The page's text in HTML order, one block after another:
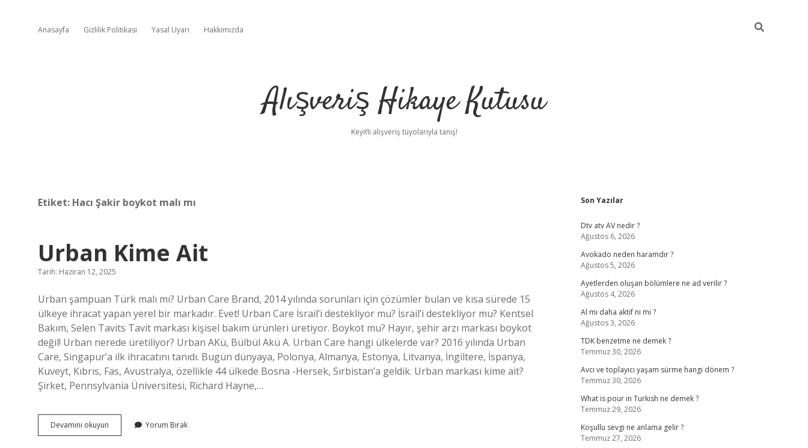
Anasayfa Gizlilik Politikası Yasal Uyarı Hakkımızda
Alışveriş Hikaye Kutusu
Keyifli alışveriş tüyolarıyla tanış!
Etiket: Hacı Şakir boykot malı mı
Urban Kime Ait
Tarih: Haziran 12, 2025
Urban şampuan Türk malı mı? Urban Care Brand, 2014 yılında sorunları için çözümler bulan ve kısa sürede 15
ülkeye ihracat yapan yerel bir markadır. Evet! Urban Care İsrail’i destekliyor mu? İsrail’i destekliyor mu? Kentsel
Bakım, Selen Tavits Tavit markası kişisel bakım ürünleri üretiyor. Boykot mu? Hayır, şehir arzı markası boykot
değil! Urban nerede üretiliyor? Urban AKü, Bülbül Akü A. Urban Care hangi ülkelerde var? 2016 yılında Urban
Care, Singapur’a ilk ihracatını tanıdı. Bugün dünyaya, Polonya, Almanya, Estonya, Litvanya, İngiltere, İspanya,
Kuveyt, Kıbrıs, Fas, Avustralya, özellikle 44 ülkede Bosna -Hersek, Sırbistan’a geldik. Urban markası kime ait?
Şirket, Pennsylvania Üniversitesi, Richard Hayne,…
Devamını okuyun
Kime
Yorum Bırak
Sidebar
Son Yazılar
Dtv atv AV nedir ?
Ağustos 6, 2026
Avokado neden haramdır ?
Ağustos 5, 2026
Ayetlerden oluşan bölümlere ne ad verilir ?
Ağustos 4, 2026
Al mı daha aktif ni mi ?
Ağustos 3, 2026
TDK benzetme ne demek ?
Temmuz 30, 2026
Avcı ve toplayıcı yaşam sürme hangi dönem ?
Temmuz 30, 2026
What is pour in Turkish ne demek ?
Temmuz 29, 2026
Koşullu sevgi ne anlama gelir ?
Temmuz 27, 2026